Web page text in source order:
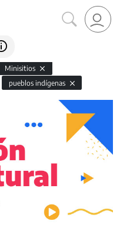
Minisitios
pueblos indígenas